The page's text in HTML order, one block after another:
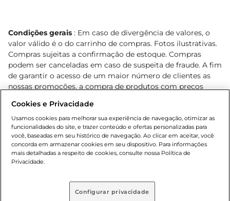
Condições gerais : Em caso de divergência de valores, o
valor válido é o do carrinho de compras. Fotos ilustrativas.
Compras sujeitas a confirmação de estoque. Compras
podem ser canceladas em caso de suspeita de fraude. A fim
de garantir o acesso de um maior número de clientes as
nossas promoções, a compra de produtos com preços
cliente. Os preços, ofertas e condições são exclusivos para
o e-commerce e válidos durante o dia de hoje, podendo
sofrer alterações sem prévia notificação. Proibida a venda
de bebidas alcoólicas para menores de 18 anos, conforme
Lei n.º 8069/90, art. 81, inciso II (Estatuto da Criança e do
Adolescente). Preços e condições exclusivos para o
prévio. O valor mínimo para as compras on-line é de R$
Cookies e Privacidade
Usamos cookies para melhorar sua experiência de navegação, otimizar as
funcionalidades do site, e trazer conteúdo e ofertas personalizadas para
você, baseadas em seu histórico de navegação. Ao clicar em aceitar, você
concorda em armazenar cookies em seu dispositivo. Para informações
mais detalhadas a respeito de cookies, consulte nossa Política de
Privacidade.
Configurar privacidade